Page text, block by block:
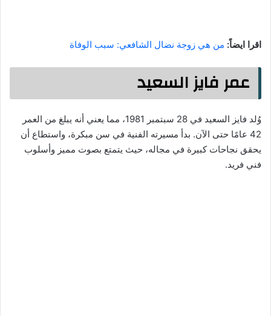
اقرا ايضاً: من هي زوجة نضال الشافعي: سبب الوفاة
عمر فايز السعيد
وُلد فايز السعيد في 28 سبتمبر 1981، مما يعني أنه يبلغ من العمر
42 عامًا حتى الآن. بدأ مسيرته الفنية في سن مبكرة، واستطاع أن
يحقق نجاحات كبيرة في مجاله، حيث يتمتع بصوت مميز وأسلوب
فني فريد.